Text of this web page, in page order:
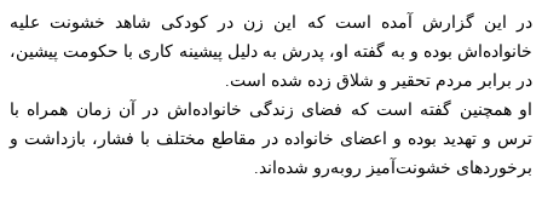
در این گزارش آمده است که این زن در کودکی شاهد خشونت علیه
خانواده‌اش بوده و به گفته او، پدرش به دلیل پیشینه کاری با حکومت پیشین،
در برابر مردم تحقیر و شلاق زده شده است.
او همچنین گفته است که فضای زندگی خانواده‌اش در آن زمان همراه با
ترس و تهدید بوده و اعضای خانواده در مقاطع مختلف با فشار، بازداشت و
برخوردهای خشونت‌آمیز روبه‌رو شده‌اند.